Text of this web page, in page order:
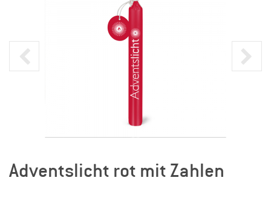
Adventslicht rot mit Zahlen